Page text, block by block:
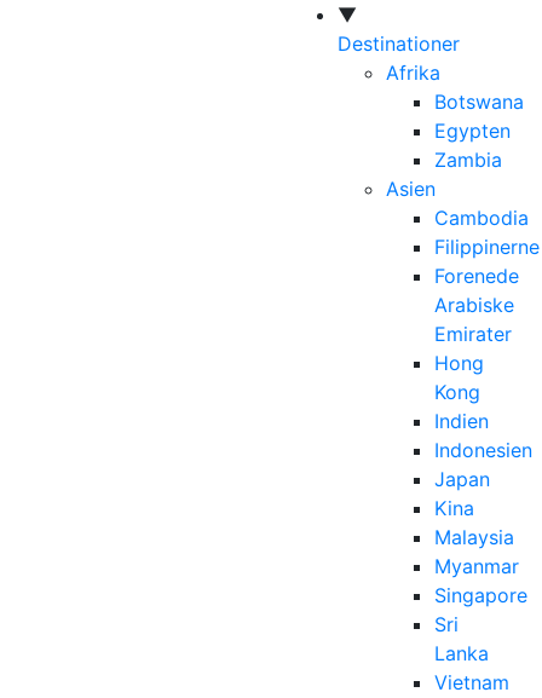
▼
Destinationer
Afrika
Botswana
Egypten
Zambia
Asien
Cambodia
Filippinerne
Forenede
Arabiske
Emirater
Hong
Kong
Indien
Indonesien
Japan
Kina
Malaysia
Myanmar
Singapore
Sri
Lanka
Vietnam